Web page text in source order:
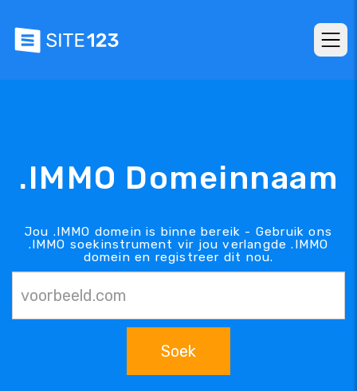
.IMMO Domeinnaam
Jou .IMMO domein is binne bereik - Gebruik ons
.IMMO soekinstrument vir jou verlangde .IMMO
domein en registreer dit nou.
Soek